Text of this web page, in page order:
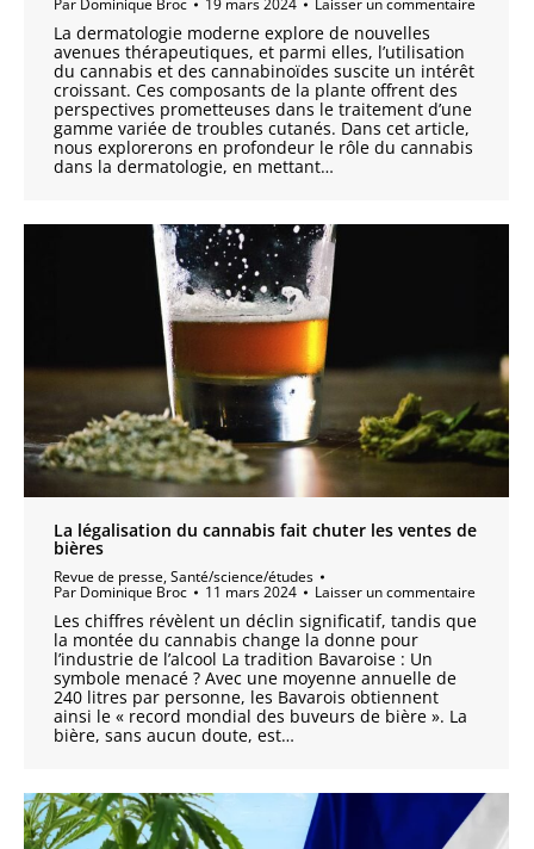
Par Dominique Broc 19 mars 2024 Laisser un commentaire
La dermatologie moderne explore de nouvelles
avenues thérapeutiques, et parmi elles, l’utilisation
du cannabis et des cannabinoïdes suscite un intérêt
croissant. Ces composants de la plante offrent des
perspectives prometteuses dans le traitement d’une
gamme variée de troubles cutanés. Dans cet article,
nous explorerons en profondeur le rôle du cannabis
dans la dermatologie, en mettant…
La légalisation du cannabis fait chuter les ventes de
bières
Revue de presse,Santé/science/études
Par Dominique Broc 11 mars 2024 Laisser un commentaire
Les chiffres révèlent un déclin significatif, tandis que
la montée du cannabis change la donne pour
l’industrie de l’alcool La tradition Bavaroise : Un
symbole menacé ? Avec une moyenne annuelle de
240 litres par personne, les Bavarois obtiennent
ainsi le « record mondial des buveurs de bière ». La
bière, sans aucun doute, est…